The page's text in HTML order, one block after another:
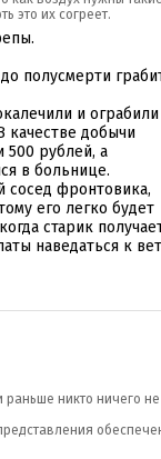
это их согреет.
полусмерти
и
качестве добычи
500 рублей, а
в больнице.
сосед фронтовика,
его легко будет
старик
наведаться к
никто ничего